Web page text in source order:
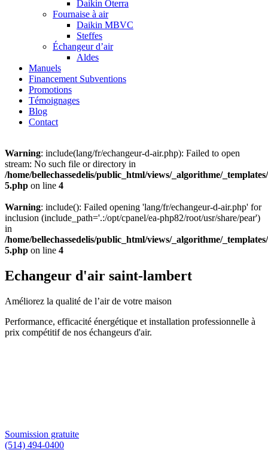
Daikin Oterra
Fournaise à air
Daikin MBVC
Steffes
Échangeur d’air
Aldes
Manuels
Financement Subventions
Promotions
Témoignages
Blog
Contact
Warning: include(lang/fr/echangeur-d-air.php): Failed to open
stream: No such file or directory in
/home/bellechassedelis/public_html/views/_algorithme/
5.php on line 4
Warning: include(): Failed opening 'lang/fr/echangeur-d-air.php' for
inclusion (include_path='.:/opt/cpanel/ea-php82/root/usr/share/pear')
in
/home/bellechassedelis/public_html/views/_algorithme/
5.php on line 4
Echangeur d'air saint-lambert
Améliorez la qualité de l’air de votre maison
Performance, efficacité énergétique et installation professionnelle à
prix compétitif de nos échangeurs d'air.
Soumission gratuite
(514) 494-0400